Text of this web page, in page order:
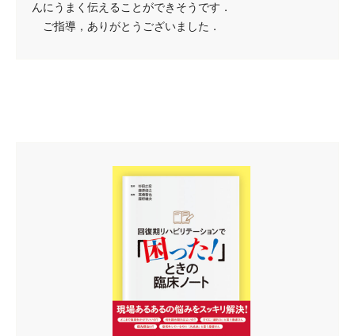
んにうまく伝えることができそうです．
ご指導，ありがとうございました．